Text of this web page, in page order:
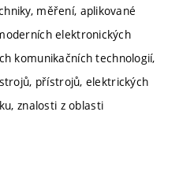
měření, aplikované
elektronických
komunikačních technologií,
přístrojů, elektrických
znalosti z oblasti